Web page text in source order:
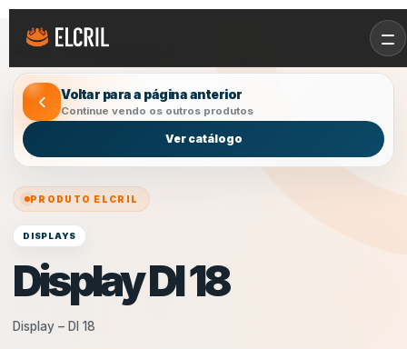
Produtos /Display DI 18
Voltar para a página anterior
Continue vendo os outros produtos
Ver catálogo
PRODUTO ELCRIL
DISPLAYS
Display DI 18
Display – DI 18